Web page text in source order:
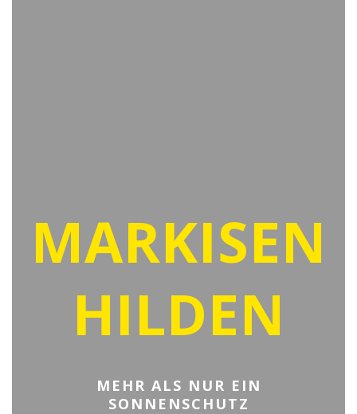
MARKISEN
HILDEN
MEHR ALS NUR EIN
SONNENSCHUTZ